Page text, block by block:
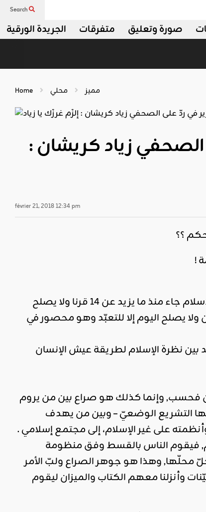
Search
الجريدة الورقية متفرقات صورة وتعليق
Home مميز محلي
زياد كريشان :
février 21, 2018 12:34 pm
؟؟
!
من قبيل ما يروّج له مراراً و تكراراً الإعلامي الجهبذ زياد كريشان من كون هذا الإسلام جاء منذ ما يزيد عن 14 قرنا ولا يصلح
يصلح اليوم إلا للتعبّد وهو محصور في
نظرة الإسلام لطريقة عيش الإنسان
فحسب, وإنما كذلك هو صراع بين من يروم
التشريع الوضعيّ – وبين من يهدف
على غير الإسلام، إلى مجتمع إسلامي .
فيقوم الناس بالقسط وفق منظومة
محلّها, وهذا هو جوهر الصراع ولبّ الأمر
وأنزلنا معهم الكتاب والميزان ليقوم